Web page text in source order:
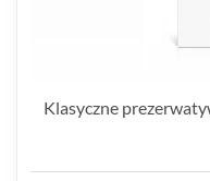
Klasyczne